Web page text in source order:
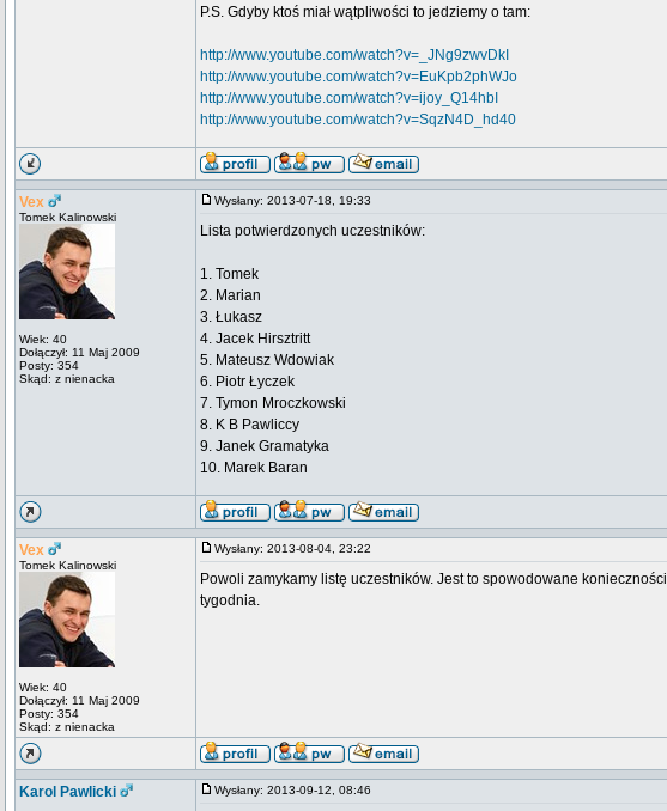
P.S. Gdyby ktoś miał wątpliwości to jedziemy o tam:
http://www.youtube.com/watch?v=_JNg9zwvDkI
http://www.youtube.com/watch?v=EuKpb2phWJo
http://www.youtube.com/watch?v=ijoy_Q14hbI
http://www.youtube.com/watch?v=SqzN4D_hd40
Vex
Tomek Kalinowski
Wiek: 40
Dołączył: 11 Maj 2009
Posty: 354
Skąd: z nienacka
Wysłany: 2013-07-18, 19:33
Lista potwierdzonych uczestników:
1. Tomek
2. Marian
3. Łukasz
4. Jacek Hirsztritt
5. Mateusz Wdowiak
6. Piotr Łyczek
7. Tymon Mroczkowski
8. K B Pawliccy
9. Janek Gramatyka
10. Marek Baran
Vex
Tomek Kalinowski
Wiek: 40
Dołączył: 11 Maj 2009
Posty: 354
Skąd: z nienacka
Wysłany: 2013-08-04, 23:22
Powoli zamykamy listę uczestników. Jest to spowodowane
tygodnia.
Karol Pawlicki Wysłany: 2013-09-12, 08:46